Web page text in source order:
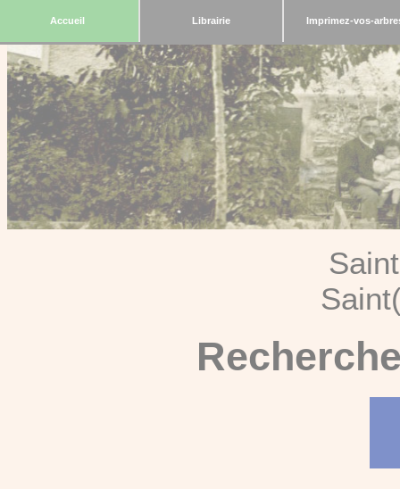
Accueil Librairie Imprimez-vos-